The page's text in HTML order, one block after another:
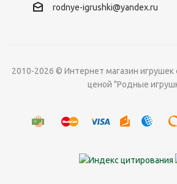
rodnye-igrushki@yandex.ru
2010-2026 © Интернет магазин игрушек
ценой "Родные